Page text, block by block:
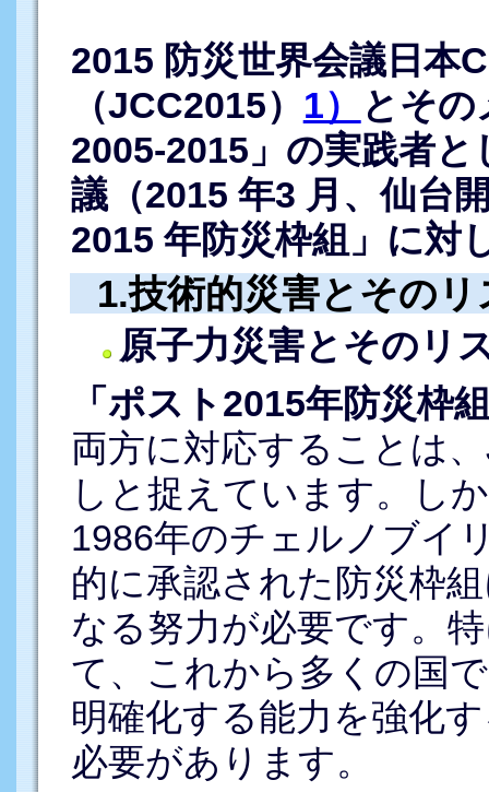
2015 防災世界会議日本
（JCC2015） 1）
とそ
2005-2015」の実践者
議（2015 年3 月、仙台
2015 年防災枠組」に対
1.技術的災害とそのリ
原子力災害とそのリ
「ポスト2015年防災枠
両方に対応することは
しと捉えています。し
1986年のチェルノブイ
的に承認された防災枠
なる努力が必要です。
て、これから多くの国
明確化する能力を強化
必要があります。